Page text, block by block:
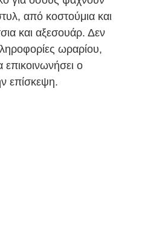
από κοστούμια και
και αξεσουάρ. Δεν
ωραρίου,
επικοινωνήσει ο
επίσκεψη.